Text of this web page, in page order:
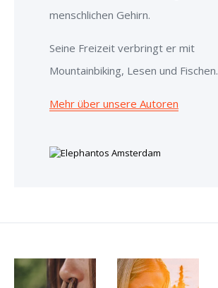
menschlichen Gehirn.
Seine Freizeit verbringt er mit
Mountainbiking, Lesen und Fischen.
Mehr über unsere Autoren